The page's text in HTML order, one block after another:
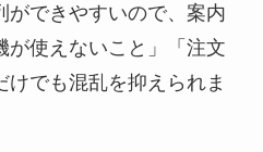
ができやすいので、案内
が使えないこと」「注文
でも混乱を抑えられま